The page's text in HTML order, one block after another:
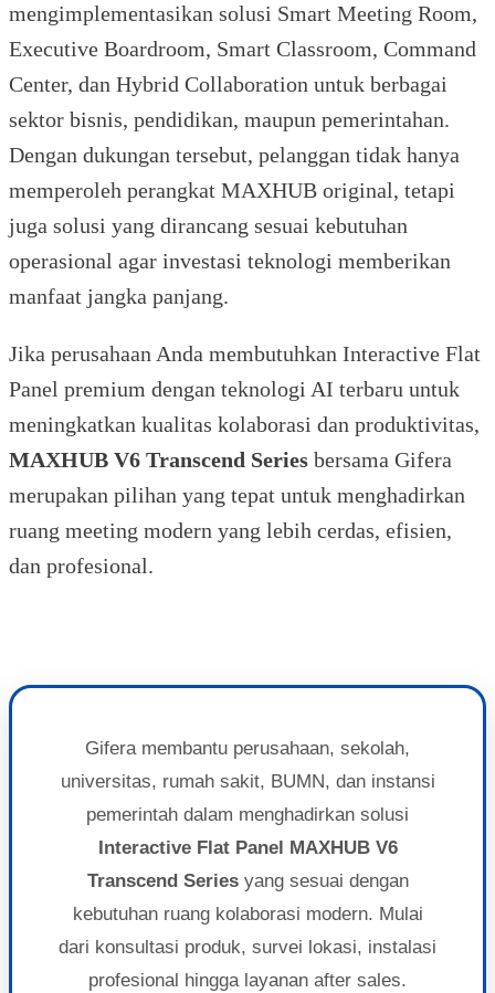
mengimplementasikan solusi Smart Meeting Room,
Executive Boardroom, Smart Classroom, Command
Center, dan Hybrid Collaboration untuk berbagai
sektor bisnis, pendidikan, maupun pemerintahan.
Dengan dukungan tersebut, pelanggan tidak hanya
memperoleh perangkat MAXHUB original, tetapi
juga solusi yang dirancang sesuai kebutuhan
operasional agar investasi teknologi memberikan
manfaat jangka panjang.
Jika perusahaan Anda membutuhkan Interactive Flat
Panel premium dengan teknologi AI terbaru untuk
meningkatkan kualitas kolaborasi dan produktivitas,
MAXHUB V6 Transcend Series bersama Gifera
merupakan pilihan yang tepat untuk menghadirkan
ruang meeting modern yang lebih cerdas, efisien,
dan profesional.
Gifera membantu perusahaan, sekolah,
universitas, rumah sakit, BUMN, dan instansi
pemerintah dalam menghadirkan solusi
Interactive Flat Panel MAXHUB V6
Transcend Seriesyang sesuai dengan
kebutuhan ruang kolaborasi modern. Mulai
dari konsultasi produk, survei lokasi, instalasi
profesional hingga layanan after sales.